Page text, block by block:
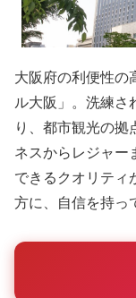
大阪府の利便性の
ル大阪」。洗練さ
り、都市観光の拠
ネスからレジャー
できるクオリティ
方に、自信を持っ